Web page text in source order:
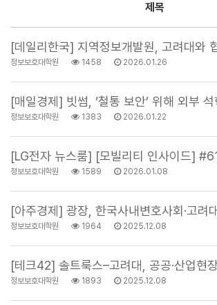
제목
정보보호대학원 1458 2026.01.26
[매일경제] 빗썸, ‘철통 보안’ 위해 외부
정보보호대학원 1383 2026.01.22
[LG전자 뉴스룸] [모빌리티 인사이드]
정보보호대학원 1589 2026.01.08
정보보호대학원 1964 2025.12.08
[테크42] 솔트룩스–고려대, 공공·산업현
정보보호대학원 1893 2025.12.08